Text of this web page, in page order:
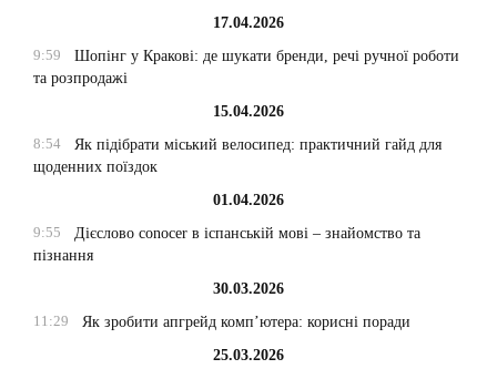
17.04.2026
9:59
Шопінг у Кракові: де шукати бренди, речі ручної роботи
та розпродажі
15.04.2026
8:54
Як підібрати міський велосипед: практичний гайд для
щоденних поїздок
01.04.2026
9:55
Дієслово conocer в іспанській мові – знайомство та
пізнання
30.03.2026
11:29
Як зробити апгрейд комп’ютера: корисні поради
25.03.2026